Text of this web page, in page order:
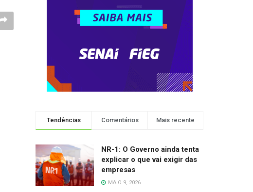
Tendências Comentários Mais recente
NR-1: O Governo ainda tenta
explicar o que vai exigir das
empresas
MAIO 9, 2026